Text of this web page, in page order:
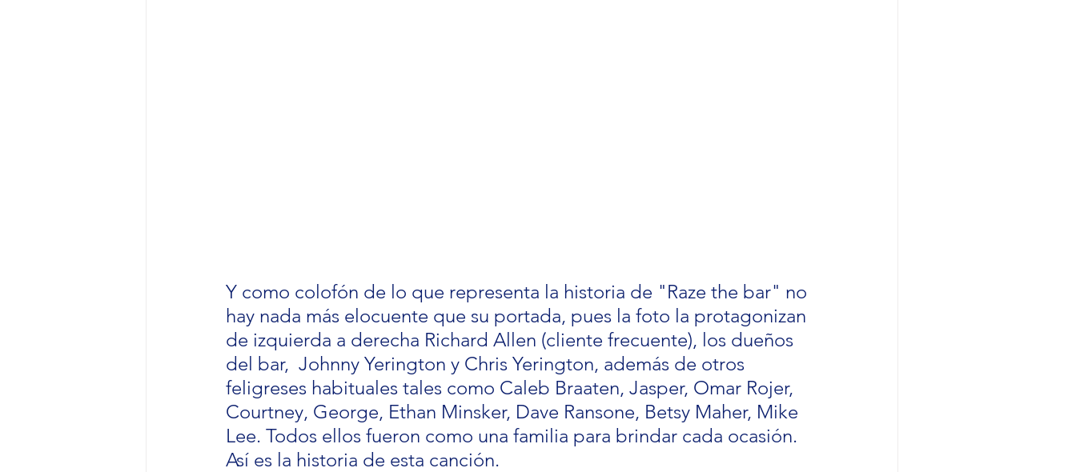
Y como colofón de lo que representa la historia de "Raze the bar" no
hay nada más elocuente que su portada, pues la foto la protagonizan
de izquierda a derecha Richard Allen (cliente frecuente), los dueños
del bar,  Johnny Yerington y Chris Yerington, además de otros
feligreses habituales tales como Caleb Braaten, Jasper, Omar Rojer,
Courtney, George, Ethan Minsker, Dave Ransone, Betsy Maher, Mike
Lee. Todos ellos fueron como una familia para brindar cada ocasión.
Así es la historia de esta canción.